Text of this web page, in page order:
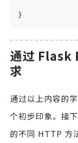
}
通过 Flask
求
通过以上内容的
个初步印象。接
的不同 HTTP 方